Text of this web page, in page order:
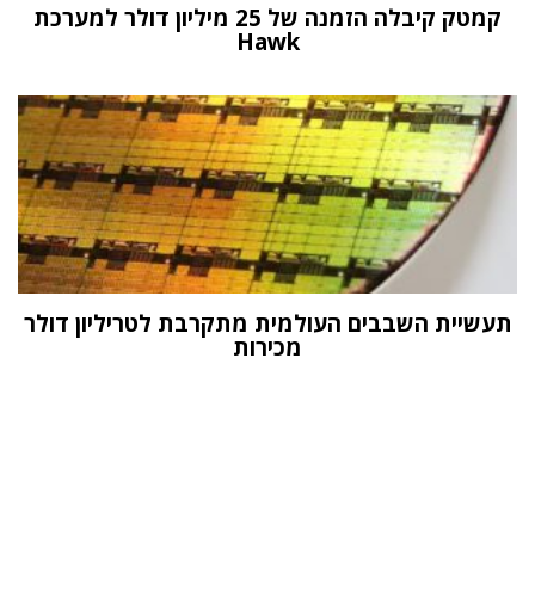
קמטק קיבלה הזמנה של 25 מיליון דולר למערכת
Hawk
תעשיית השבבים העולמית מתקרבת לטריליון דולר
מכירות